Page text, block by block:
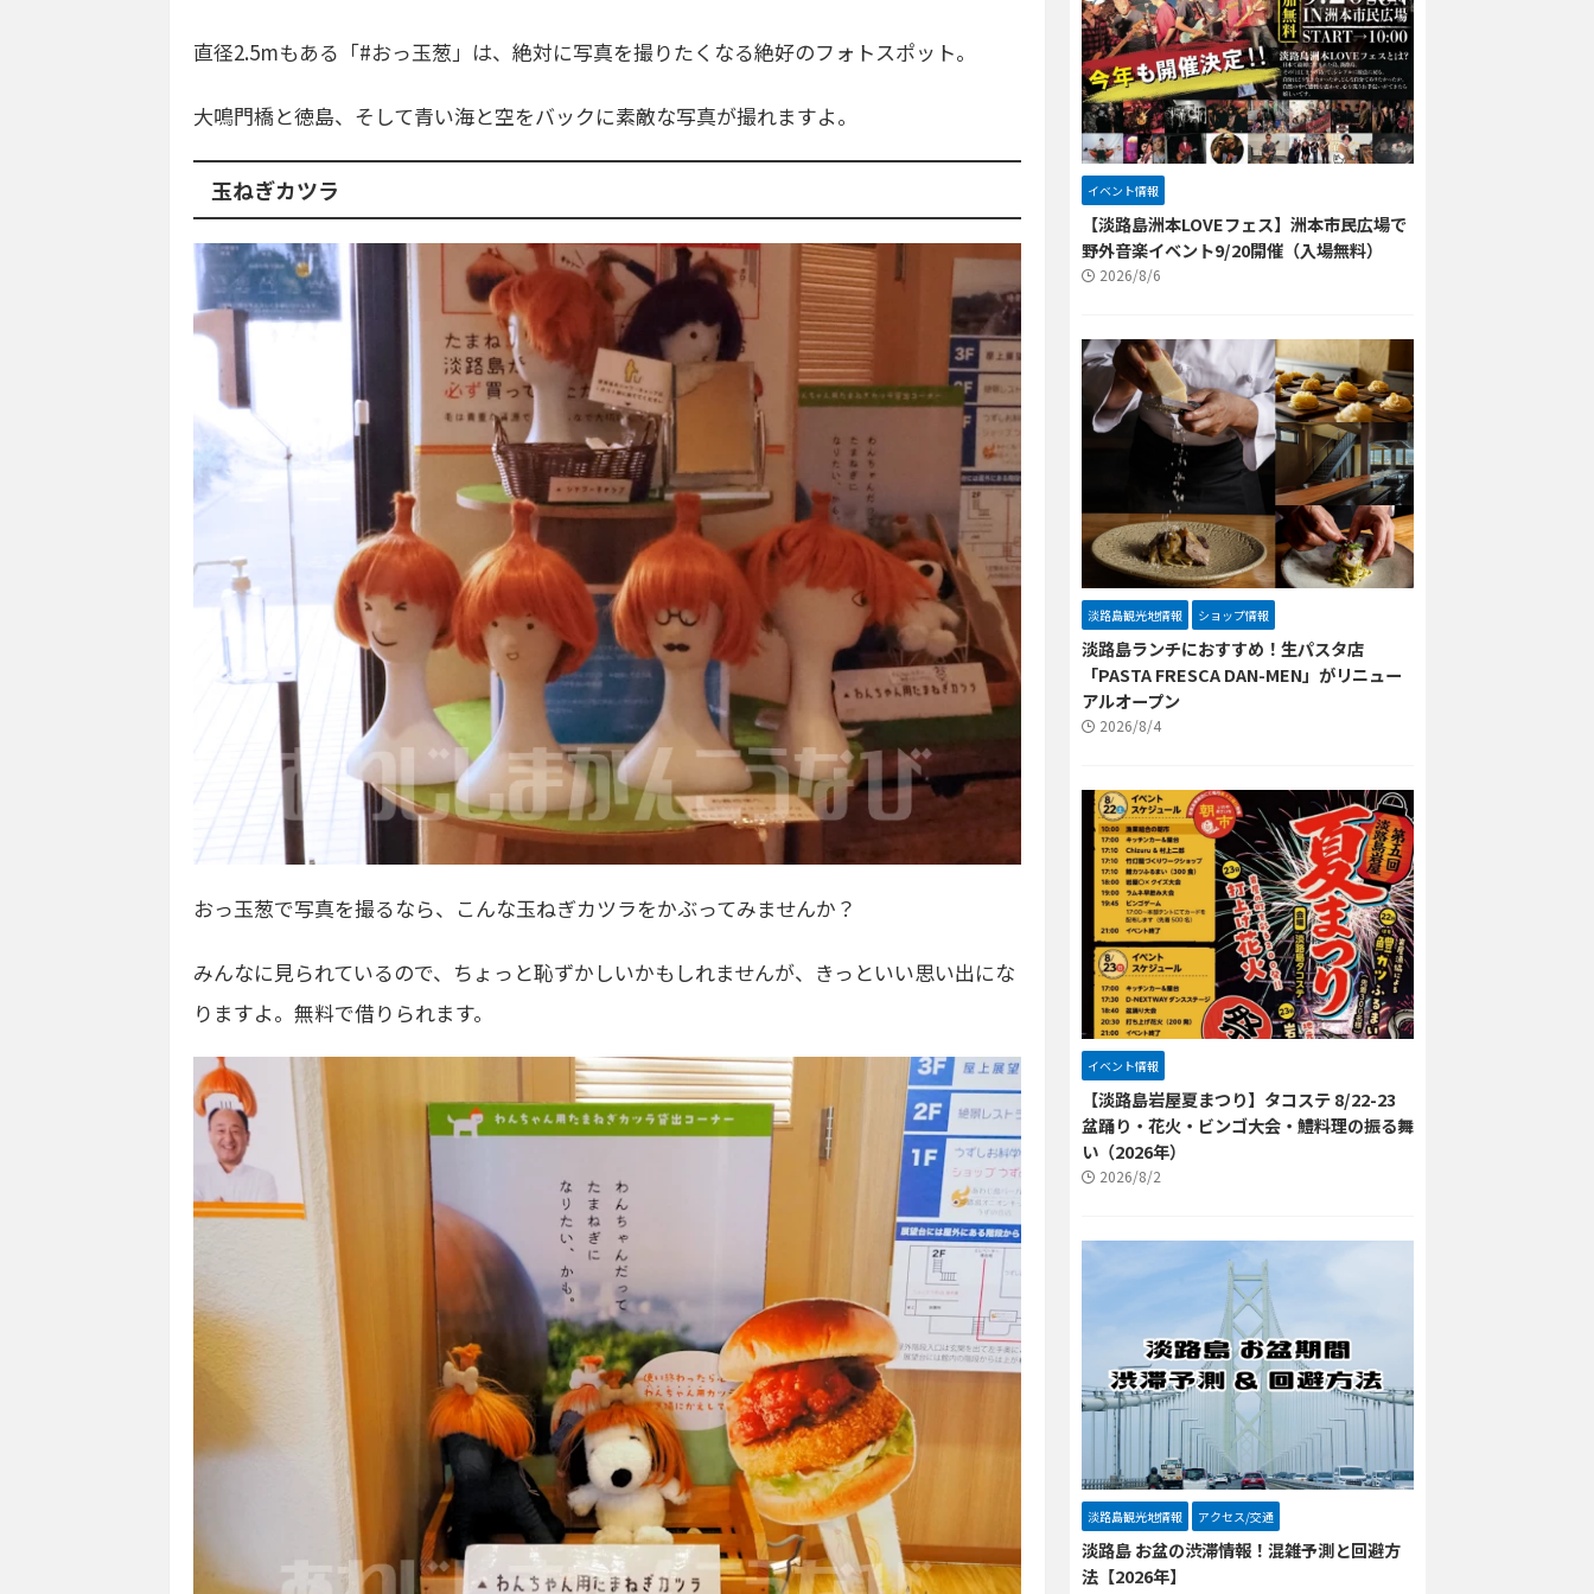
直径2.5mもある「#おっ玉葱」は、絶対に写真を撮りたくなる絶好のフォトスポット。
大鳴門橋と徳島、そして青い海と空をバックに素敵な写真が撮れますよ。
玉ねぎカツラ
おっ玉葱で写真を撮るなら、こんな玉ねぎカツラをかぶってみませんか？
みんなに見られているので、ちょっと恥ずかしいかもしれませんが、きっといい思い出にな
りますよ。無料で借りられます。
イベント情報
【淡路島洲本LOVEフェス】洲本市民広場で
野外音楽イベント9/20開催（入場無料）
2026/8/6
淡路島観光地情報 ショップ情報
淡路島ランチにおすすめ！生パスタ店
「PASTA FRESCA DAN-MEN」がリニュー
アルオープン
2026/8/4
イベント情報
【淡路島岩屋夏まつり】タコステ 8/22-23
盆踊り・花火・ビンゴ大会・鱧料理の振る舞
い（2026年）
2026/8/2
淡路島観光地情報 アクセス/交通
淡路島 お盆の渋滞情報！混雑予測と回避方
法【2026年】